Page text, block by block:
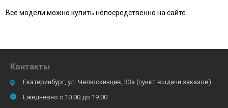
Все модели можно купить непосредственно на сайте.
Контакты
Екатеринбург, ул. Челюскинцев, 33а (пункт выдачи заказов)
Ежедневно с 10.00 до 19.00